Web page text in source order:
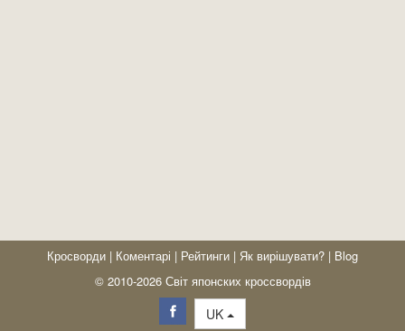
Кросворди | Коментарі | Рейтинги | Як вирішувати? | Blog
© 2010-2026 Світ японских кроссвордів
UK